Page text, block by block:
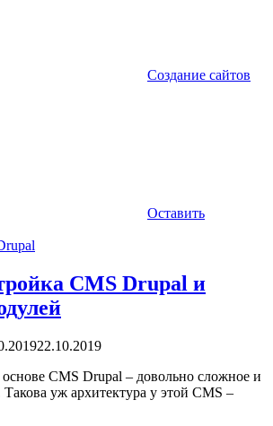
Создание сайтов
Оставить
CMS Drupal и
22.10.2019
CMS Drupal – довольно сложное и
Такова уж архитектура у этой CMS –